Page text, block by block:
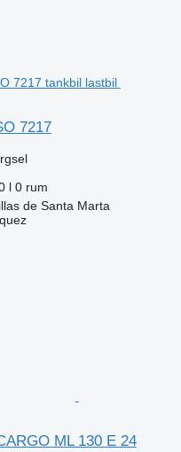
7217
l 0 rum
de Santa Marta
ML 130 E 24